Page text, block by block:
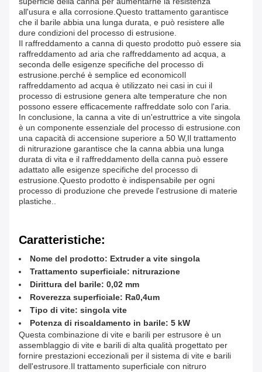
all'usura e alla corrosione.Questo trattamento garantisce
che il barile abbia una lunga durata, e può resistere alle
dure condizioni del processo di estrusione.
Il raffreddamento a canna di questo prodotto può essere sia
raffreddamento ad aria che raffreddamento ad acqua, a
seconda delle esigenze specifiche del processo di
estrusione.perché è semplice ed economicoIl
raffreddamento ad acqua è utilizzato nei casi in cui il
processo di estrusione genera alte temperature che non
possono essere efficacemente raffreddate solo con l'aria.
In conclusione, la canna a vite di un'estruttrice a vite singola
è un componente essenziale del processo di estrusione.con
una capacità di accensione superiore a 50 W,Il trattamento
di nitrurazione garantisce che la canna abbia una lunga
durata di vita e il raffreddamento della canna può essere
adattato alle esigenze specifiche del processo di
estrusione.Questo prodotto è indispensabile per ogni
processo di produzione che prevede l'estrusione di materie
plastiche..
Caratteristiche:
Nome del prodotto: Extruder a vite singola
Trattamento superficiale: nitrurazione
Dirittura del barile: 0,02 mm
Roverezza superficiale: Ra0,4um
Tipo di vite: singola vite
Potenza di riscaldamento in barile: 5 kW
Questa combinazione di vite e barili per estrusore è un
assemblaggio di vite e barili di alta qualità progettato per
fornire prestazioni eccezionali per il sistema di vite e barili
dell'estrusore.Il trattamento superficiale con nitruro